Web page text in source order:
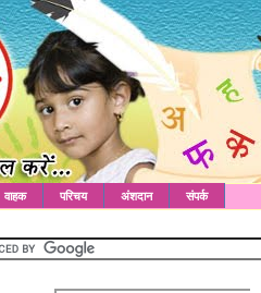
वाहक परिचय अंशदान संपर्क